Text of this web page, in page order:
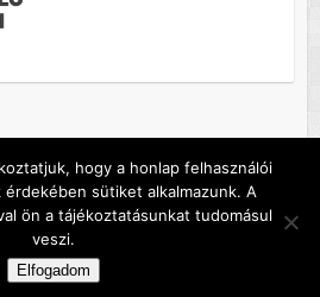
honlapja . A sablont készítette:Colorlib
WordPress
Default footer text
hogy a honlap felhasználói
érdekében sütiket alkalmazunk. A
ön a tájékoztatásunkat tudomásul
veszi.
Elfogadom